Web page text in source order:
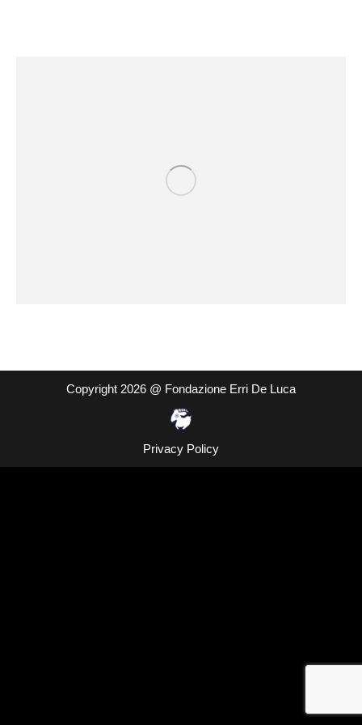
Copyright 2026 @ Fondazione Erri De Luca
Privacy Policy